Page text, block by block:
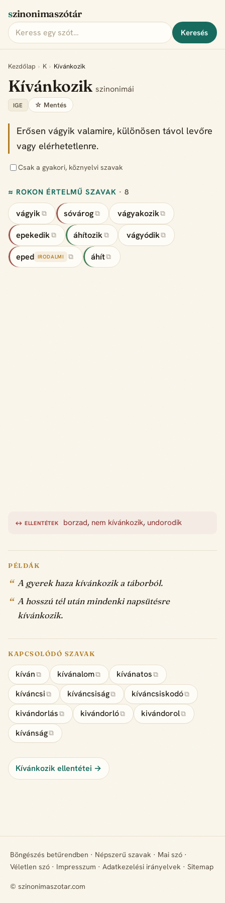
szinonimaszótár
Keresés
Kezdőlap › K › Kívánkozik
Kívánkozik szinonimái
IGE ☆ Mentés
Erősen vágyik valamire, különösen távol levőre
vagy elérhetetlenre.
Csak a gyakori, köznyelvi szavak
≈ ROKON ÉRTELMŰ SZAVAK · 8
vágyik ⧉ sóvárog ⧉ vágyakozik⧉
epekedik ⧉ áhítozik ⧉ vágyódik⧉
eped IRODALMI ⧉ áhít⧉
↔ ELLENTÉTEK borzad, nem kívánkozik, undorodik
PÉLDÁK
A gyerek haza kívánkozik a táborból.
A hosszú tél után mindenki napsütésre
kívánkozik.
KAPCSOLÓDÓ SZAVAK
kíván ⧉ kívánalom⧉ kívánatos ⧉
kíváncsi ⧉ kíváncsiság⧉ kíváncsiskodó⧉
kivándorlás ⧉ kivándorló⧉ kivándorol⧉
kívánság⧉
Kívánkozik ellentétei →
Böngészés betűrendben · Népszerű szavak · Mai szó ·
Véletlen szó · Impresszum · Adatkezelési irányelvek · Sitemap
© szinonimaszotar.com